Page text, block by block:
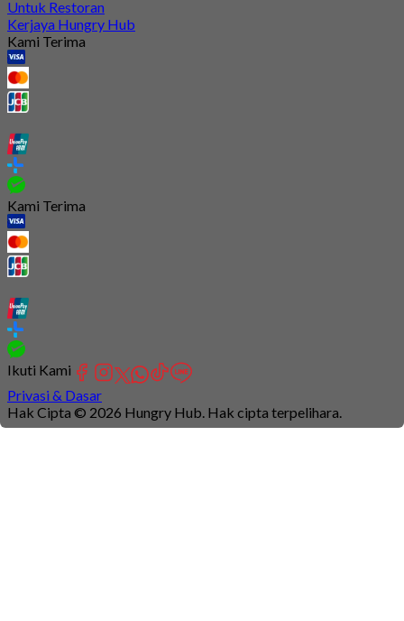
Untuk Restoran
Kerjaya Hungry Hub
Kami Terima
Kami Terima
Ikuti Kami
Privasi & Dasar
Hak Cipta © 2026 Hungry Hub. Hak cipta terpelihara.
Connection